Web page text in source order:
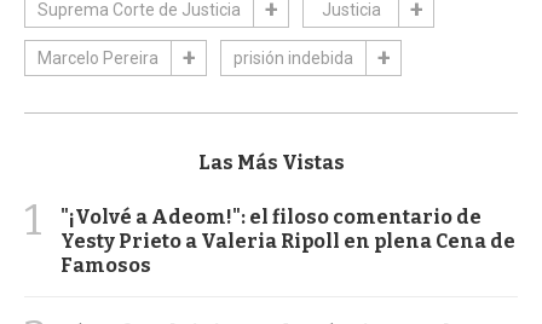
Suprema Corte de Justicia Justicia
Marcelo Pereira prisión indebida
Las Más Vistas
1
"¡Volvé a Adeom!": el filoso comentario de
Yesty Prieto a Valeria Ripoll en plena Cena de
Famosos